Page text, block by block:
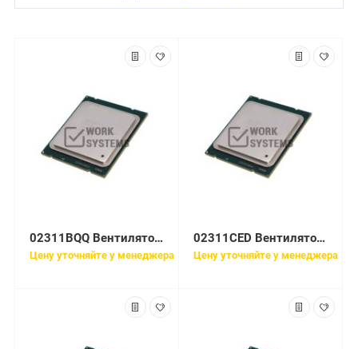
02311BQQ Вентилятор Huawei NE20E-S2 Fan Box
Цену уточняйте у менеджера
02311CED Вентилятор Huawei 8056 plus FAN Module
Цену уточняйте у менеджера